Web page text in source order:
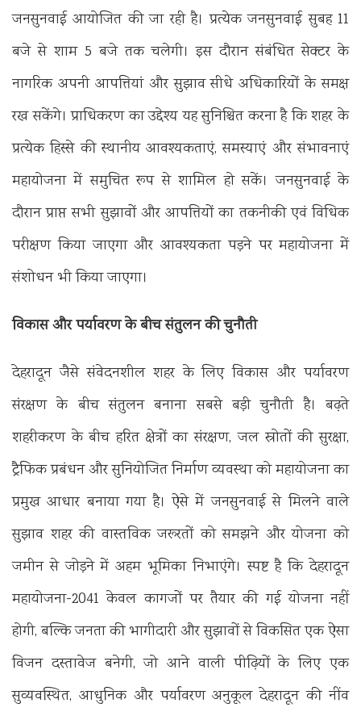
जनसुनवाई आयोजित की जा रही है। प्रत्येक जनसुनवाई सुबह 11
बजे से शाम 5 बजे तक चलेगी। इस दौरान संबंधित सेक्टर के
नागरिक अपनी आपत्तियां और सुझाव सीधे अधिकारियों के समक्ष
रख सकेंगे। प्राधिकरण का उद्देश्य यह सुनिश्चित करना है कि शहर के
प्रत्येक हिस्से की स्थानीय आवश्यकताएं, समस्याएं और संभावनाएं
महायोजना में समुचित रूप से शामिल हो सकें। जनसुनवाई के
दौरान प्राप्त सभी सुझावों और आपत्तियों का तकनीकी एवं विधिक
परीक्षण किया जाएगा और आवश्यकता पड़ने पर महायोजना में
संशोधन भी किया जाएगा।
विकास और पर्यावरण के बीच संतुलन की चुनौती
देहरादून जैसे संवेदनशील शहर के लिए विकास और पर्यावरण
संरक्षण के बीच संतुलन बनाना सबसे बड़ी चुनौती है। बढ़ते
शहरीकरण के बीच हरित क्षेत्रों का संरक्षण, जल स्रोतों की सुरक्षा,
ट्रैफिक प्रबंधन और सुनियोजित निर्माण व्यवस्था को महायोजना का
प्रमुख आधार बनाया गया है। ऐसे में जनसुनवाई से मिलने वाले
सुझाव शहर की वास्तविक जरूरतों को समझने और योजना को
जमीन से जोड़ने में अहम भूमिका निभाएंगे। स्पष्ट है कि देहरादून
महायोजना-2041 केवल कागजों पर तैयार की गई योजना नहीं
होगी, बल्कि जनता की भागीदारी और सुझावों से विकसित एक ऐसा
विजन दस्तावेज बनेगी, जो आने वाली पीढ़ियों के लिए एक
सुव्यवस्थित, आधुनिक और पर्यावरण अनुकूल देहरादून की नींव